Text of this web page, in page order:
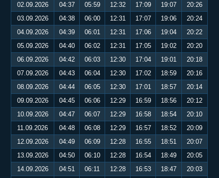
02.09.2026
04:37 05:59 12:32 17:09 19:07
20:26
03.09.2026
04:38 06:00 12:31 17:07 19:06
20:24
04.09.2026
04:39 06:01 12:31 17:06 19:04
20:22
05.09.2026
04:40 06:02 12:31 17:05 19:02
20:20
06.09.2026
04:42 06:03 12:30 17:04 19:01
20:18
07.09.2026
04:43 06:04 12:30 17:02 18:59
20:16
08.09.2026
04:44 06:05 12:30 17:01 18:57
20:14
09.09.2026
04:45 06:06 12:29 16:59 18:56
20:12
10.09.2026
04:47 06:07 12:29 16:58 18:54
20:10
11.09.2026
04:48 06:08 12:29 16:57 18:52
20:09
12.09.2026
04:49 06:09 12:28 16:55 18:51
20:07
13.09.2026
04:50 06:10 12:28 16:54 18:49
20:05
14.09.2026
04:51 06:11 12:28 16:53 18:47
20:03